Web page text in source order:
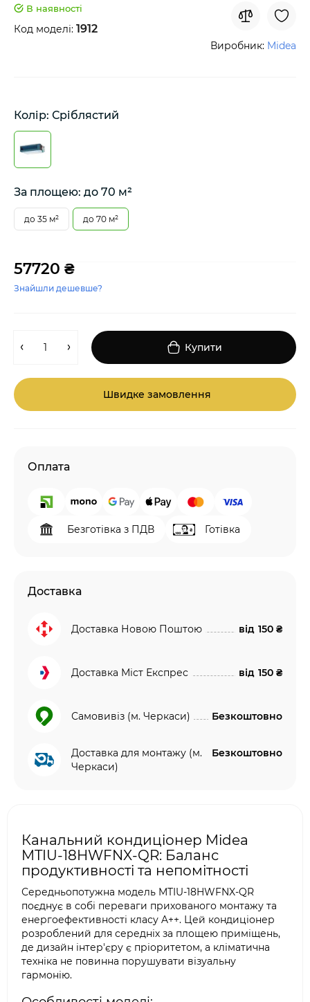
В наявності
Код моделі: 1912
Виробник: Midea
Колір: Сріблястий
За площею: до 70 м²
до 35 м² до 70 м²
57720 ₴
Знайшли дешевше?
Купити
Швидке замовлення
Оплата
Безготівка з ПДВ Готівка
Доставка
Доставка Новою Поштою від 150 ₴
Доставка Міст Експрес від 150 ₴
Самовивіз (м. Черкаси) Безкоштовно
Доставка для монтажу (м.
Черкаси)
Безкоштовно
Канальний кондиціонер Midea
MTIU-18HWFNX-QR: Баланс
продуктивності та непомітності
Середньопотужна модель MTIU-18HWFNX-QR
поєднує в собі переваги прихованого монтажу та
енергоефективності класу A++. Цей кондиціонер
розроблений для середніх за площею приміщень,
де дизайн інтер'єру є пріоритетом, а кліматична
техніка не повинна порушувати візуальну
гармонію.